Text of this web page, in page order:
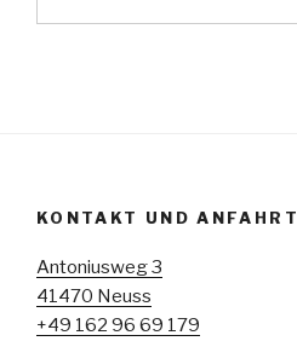
KONTAKT UND ANFAHRT
Antoniusweg 3
41470 Neuss
+49 162 96 69 179